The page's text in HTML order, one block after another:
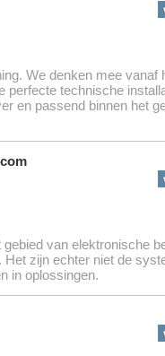
We denken mee vanaf
perfecte technische
en passend binnen het
van elektronische
zijn echter niet de
in oplossingen.